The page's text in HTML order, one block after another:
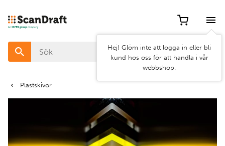
Hej! Glöm inte att logga in eller bli
kund hos oss för att handla i vår
webbshop.
Plastskivor
Filter
Färg